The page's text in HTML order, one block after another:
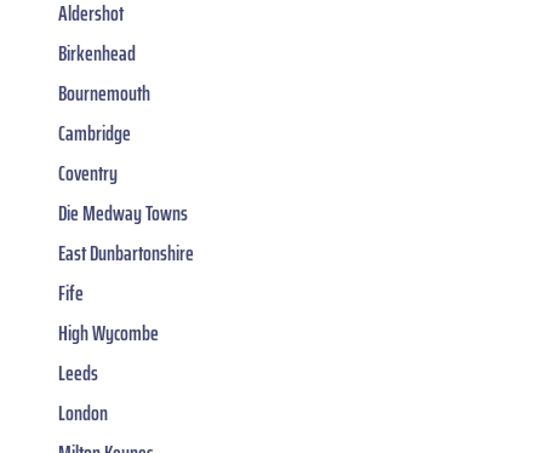
Aldershot
Birkenhead
Bournemouth
Cambridge
Coventry
Die Medway Towns
East Dunbartonshire
Fife
High Wycombe
Leeds
London